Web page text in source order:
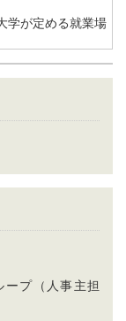
学が定める就業場
プ（人事主担